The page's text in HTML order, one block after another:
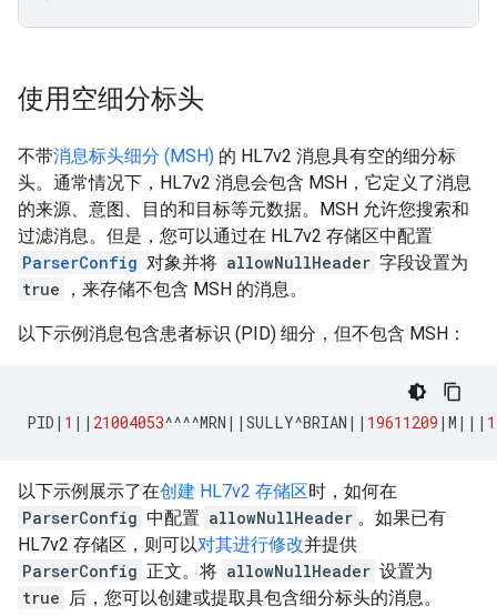
使用空细分标头
不带消息标头细分 (MSH) 的 HL7v2 消息具有空的细分标
头。通常情况下，HL7v2 消息会包含 MSH，它定义了消息
的来源、意图、目的和目标等元数据。MSH 允许您搜索和
过滤消息。但是，您可以通过在 HL7v2 存储区中配置
ParserConfig 对象并将 allowNullHeader 字段设置为
true
，来存储不包含 MSH 的消息。
以下示例消息包含患者标识 (PID) 细分，但不包含 MSH：
PID | 1 || 21004053^^^^MRN || SULLY^BRIAN || 19611209 | M || |
以下示例展示了在创建 HL7v2 存储区时，如何在
ParserConfig 中配置 allowNullHeader 。如果已有
HL7v2 存储区，则可以对其进行修改并提供
ParserConfig 正文。将 allowNullHeader 设置为
true 后，您可以创建或提取具包含细分标头的消息。